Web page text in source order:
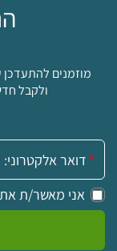
מוזמנים להתעדכן
ולקבל
אימייל:
אני מאשר/ת את